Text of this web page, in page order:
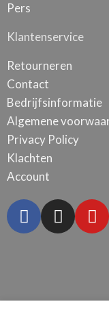
Pers
Klantenservice
Retourneren
Contact
Bedrijfsinformatie
Algemene
Privacy Policy
Klachten
Account